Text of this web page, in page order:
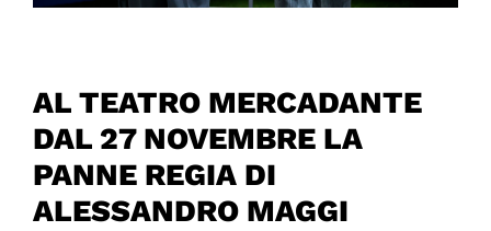
AL TEATRO MERCADANTE
DAL 27 NOVEMBRE LA
PANNE REGIA DI
ALESSANDRO MAGGI